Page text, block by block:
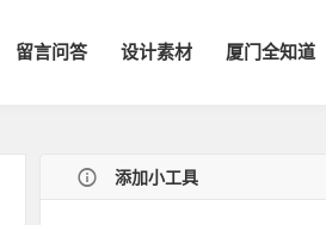
留言问答 设计素材 厦门全知道
添加小工具